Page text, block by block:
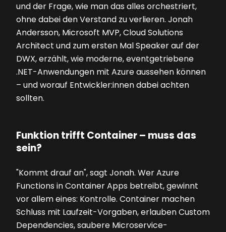
und der Frage, wie man das alles orchestriert,
ohne dabei den Verstand zu verlieren. Jonah
Andersson, Microsoft MVP, Cloud Solutions
Architect und zum ersten Mal Speaker auf der
DWX, erzählt, wie moderne, eventgetriebene
.NET-Anwendungen mit Azure aussehen können
– und worauf Entwickler:innen dabei achten
sollten.
Funktion trifft Container – muss das
sein?
"Kommt drauf an", sagt Jonah. Wer Azure
Functions in Container Apps betreibt, gewinnt
vor allem eines: Kontrolle. Container machen
Schluss mit Laufzeit-Vorgaben, erlauben Custom
Dependencies, saubere Microservice-